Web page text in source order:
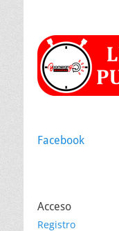
Facebook
Acceso
Registro